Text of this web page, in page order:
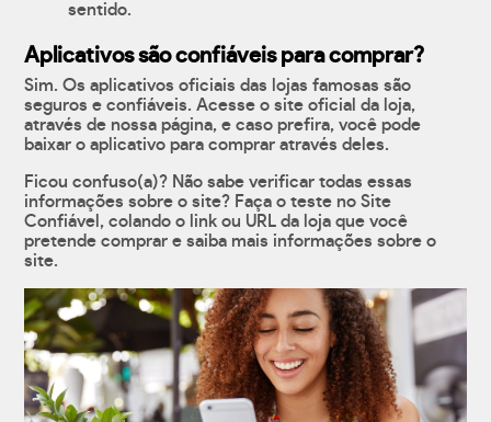
sentido.
Aplicativos são confiáveis para comprar?
Sim. Os aplicativos oficiais das lojas famosas são
seguros e confiáveis. Acesse o site oficial da loja,
através de nossa página, e caso prefira, você pode
baixar o aplicativo para comprar através deles.
Ficou confuso(a)? Não sabe verificar todas essas
informações sobre o site? Faça o teste no Site
Confiável, colando o link ou URL da loja que você
pretende comprar e saiba mais informações sobre o
site.